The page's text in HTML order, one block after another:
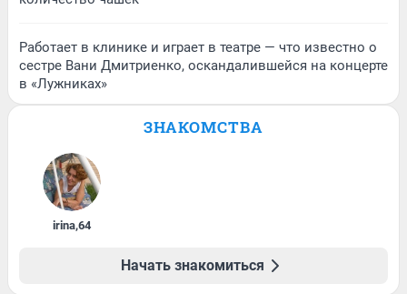
Работает в клинике и играет в театре — что известно о
сестре Вани Дмитриенко, оскандалившейся на концерте
в «Лужниках»
ЗНАКОМСТВА
irina,64
Начать знакомиться